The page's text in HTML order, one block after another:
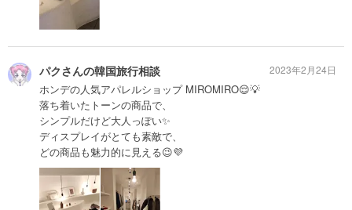
パクさんの韓国旅行相談
ホンデの人気アパレルショップ MIROMIRO😌💡
落ち着いたトーンの商品で、
シンプルだけど大人っぽい✨
ディスプレイがとても素敵で、
どの商品も魅力的に見える😉💜
2023年2月24日